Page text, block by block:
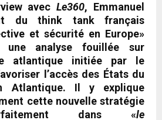
avecLe360, Emmanuel
du think tank français
et sécurité en Europe»
une analyse fouillée sur
atlantique initiée par le
l’accès des États du
Atlantique. Il y explique
cette nouvelle stratégie
dans «le